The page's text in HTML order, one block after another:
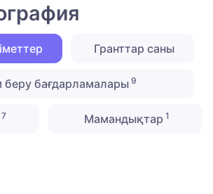
Гранттар саны
беру бағдарламалары9
7 Мамандықтар 1